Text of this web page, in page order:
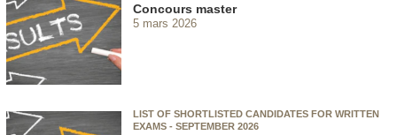
Concours master
5 mars 2026
LIST OF SHORTLISTED CANDIDATES FOR WRITTEN
EXAMS - SEPTEMBER 2026